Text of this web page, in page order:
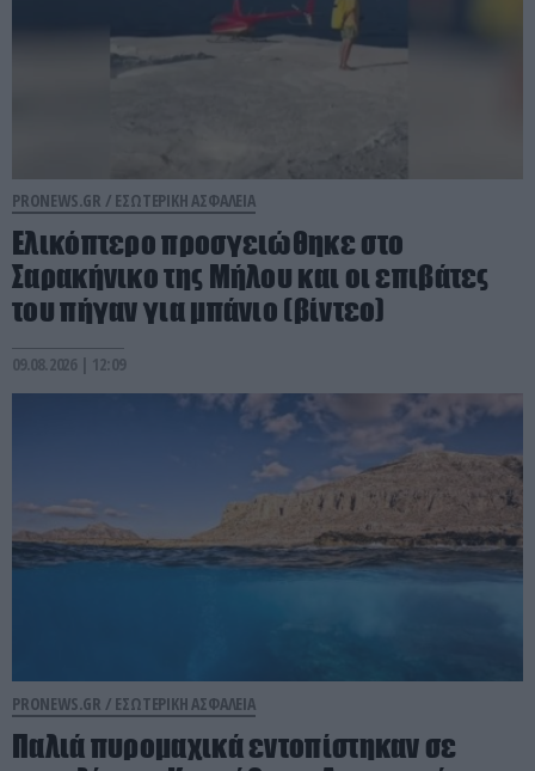
PRONEWS.GR / ΕΣΩΤΕΡΙΚΗ ΑΣΦΑΛΕΙΑ
Ελικόπτερο προσγειώθηκε στο
Σαρακήνικο της Μήλου και οι επιβάτες
του πήγαν για μπάνιο (βίντεο)
09.08.2026 | 12:09
PRONEWS.GR / ΕΣΩΤΕΡΙΚΗ ΑΣΦΑΛΕΙΑ
Παλιά πυρομαχικά εντοπίστηκαν σε